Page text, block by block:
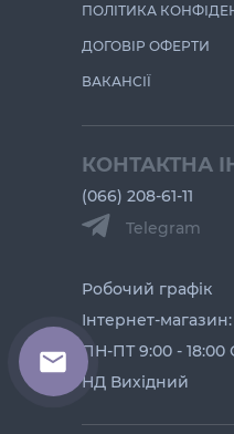
ПОЛІТИКА
ДОГОВІР ОФЕРТИ
ВАКАНСІЇ
КОНТАКТНА
(066) 208-61-11
Telegram
Робочий графік
Інтернет-
ПН-ПТ 9:00 - 18:00
НД Вихідний